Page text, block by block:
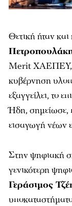
Θετική ήταν
Merit ΧΑΕΠΕΥ, ο
κυβέρνηση
εξαγγείλει, το
Ήδη, σημείωσε,
εισαγωγή νέων
Στην ψηφιακή
γενικότερη
Γεράσιμος